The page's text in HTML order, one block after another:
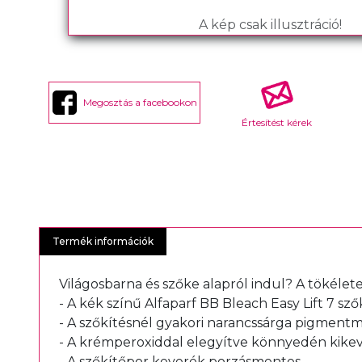
A kép csak illusztráció!
Megosztás a facebookon
Értesítést kérek
Termék információk
Világosbarna és szőke alapról indul? A
- A kék színű Alfaparf BB Bleach Easy Lift 7
- A szőkítésnél gyakori narancssárga
- A krémperoxiddal elegyítve könnyedén